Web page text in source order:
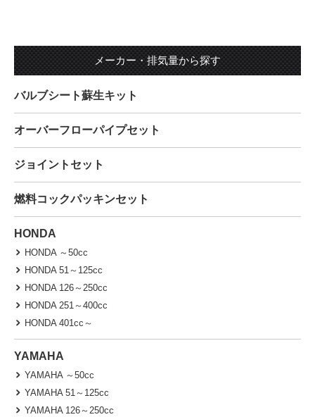
メーカー・排気量から探す
バルブシート蘇生キット
オーバーフローパイプセット
ジョイントセット
燃料コックパッキンセット
HONDA
HONDA ～50cc
HONDA 51～125cc
HONDA 126～250cc
HONDA 251～400cc
HONDA 401cc～
YAMAHA
YAMAHA ～50cc
YAMAHA 51～125cc
YAMAHA 126～250cc